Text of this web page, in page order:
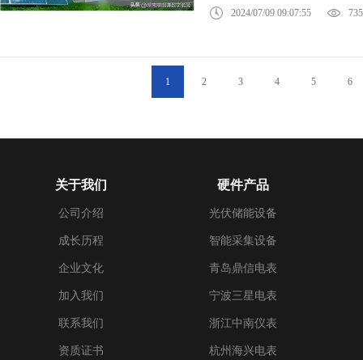
2024/07/09 09:07:55
1 2 3 4 5 6
关于我们
公司介绍
成长历程
企业文化
加入我们
联系我们
资质证书
硬件产品
光伏储能设备
智能采集设备
青岛鼎信电表
宁波三星电表
浙江中南仪表
杭州海兴电表